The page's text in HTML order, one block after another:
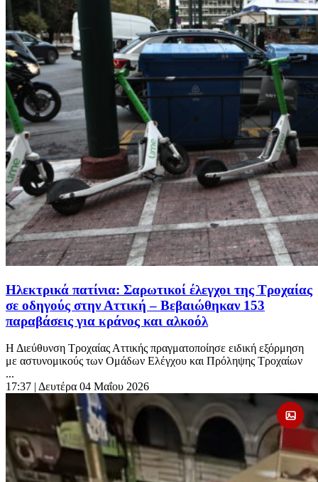
Ηλεκτρικά πατίνια: Σαρωτικοί έλεγχοι της Τροχαίας
σε οδηγούς στην Αττική – Βεβαιώθηκαν 153
παραβάσεις για κράνος και αλκοόλ
Η Διεύθυνση Τροχαίας Αττικής πραγματοποίησε ειδική εξόρμηση
με αστυνομικούς των Ομάδων Ελέγχου και Πρόληψης Τροχαίων
...
17:37 | Δευτέρα 04 Μαΐου 2026